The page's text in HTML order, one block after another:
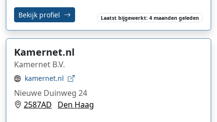
Bekijk profiel Laatst bijgewerkt: 4 maanden geleden
Kamernet.nl
Kamernet B.V.
kamernet.nl
Nieuwe Duinweg 24
2587AD
Den Haag